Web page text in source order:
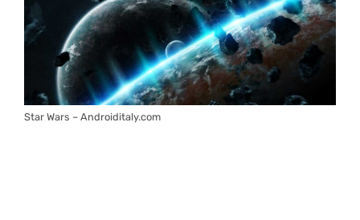
Star Wars – Androiditaly.com